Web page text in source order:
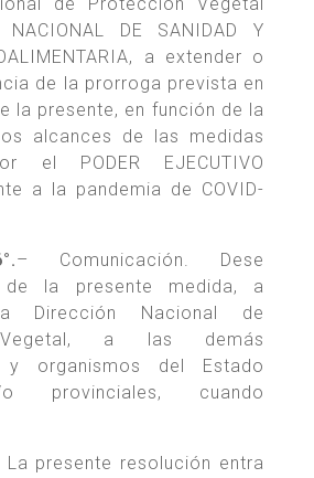
NACIONAL DE SANIDAD Y
a extender o
de la prorroga prevista en
la presente, en función de la
alcances de las medidas
el PODER EJECUTIVO
a la pandemia de COVID-
– Comunicación. Dese
de la presente medida, a
Dirección Nacional de
Vegetal, a las demás
y organismos del Estado
provinciales, cuando
La presente resolución entra